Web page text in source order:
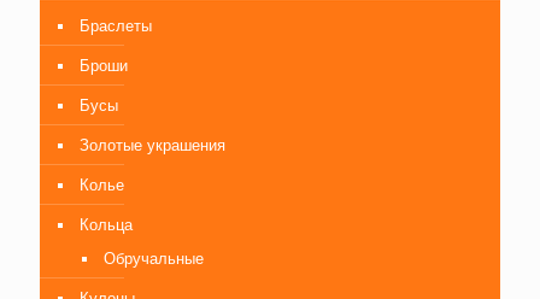
Браслеты
Броши
Бусы
Золотые украшения
Колье
Кольца
Обручальные